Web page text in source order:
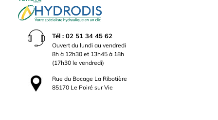
Tél : 02 51 34 45 62
Ouvert du lundi au vendredi
8h à 12h30 et 13h45 à 18h
(17h30 le vendredi)
Rue du Bocage La Ribotière
85170 Le Poiré sur Vie